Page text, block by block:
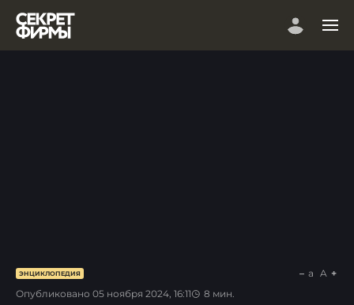
ЭНЦИКЛОПЕДИЯ
Опубликовано 05 ноября 2024, 16:11 8 мин.
a A